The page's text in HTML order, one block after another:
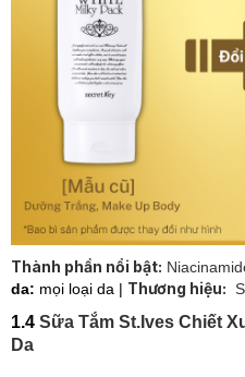
Thành phần nổi bật:
da: mọi loại da | Thương hiệu:
1.4 Sữa Tắm St.Ives Chiết
Da